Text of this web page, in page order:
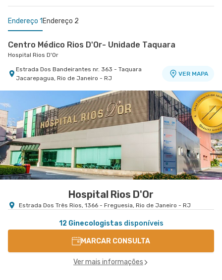
Endereço 1 Endereço 2
Centro Médico Rios D'Or- Unidade Taquara
Hospital Rios D'Or
Estrada Dos Bandeirantes nr. 363 - Taquara
Jacarepagua, Rio de Janeiro - RJ
VER MAPA
Centro Médico Real D'Or
Rua do Capelao nr. 137 - Padre Miguel, Rio de
Janeiro - RJ
VER MAPA
Hospital Rios D'Or
Estrada Dos Três Rios, 1366 - Freguesia, Rio de Janeiro - RJ
12 Ginecologistas disponíveis
MARCAR CONSULTA
Ver mais informações